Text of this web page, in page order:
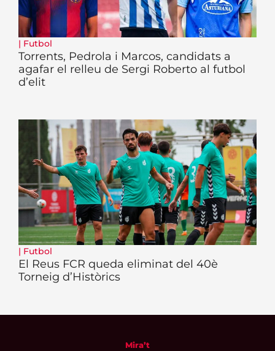
| Futbol
Torrents, Pedrola i Marcos, candidats a
agafar el relleu de Sergi Roberto al futbol
d’elit
| Futbol
El Reus FCR queda eliminat del 40è
Torneig d’Històrics
Mira’t